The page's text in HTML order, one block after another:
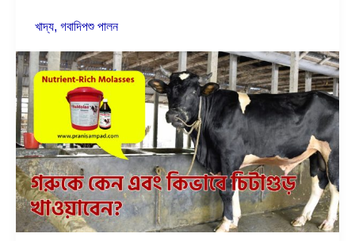
খাদ্য, গবাদিপশু পালন
খাওয়ানোর
১০
টি